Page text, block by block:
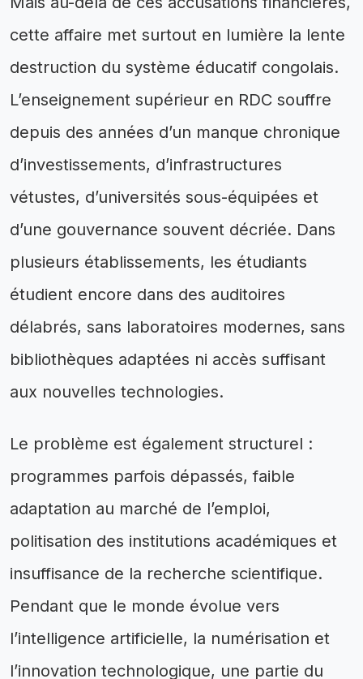
cette affaire met surtout en lumière la lente
destruction du système éducatif congolais.
L’enseignement supérieur en RDC souffre
depuis des années d’un manque chronique
d’investissements, d’infrastructures
vétustes, d’universités sous-équipées et
d’une gouvernance souvent décriée. Dans
plusieurs établissements, les étudiants
étudient encore dans des auditoires
délabrés, sans laboratoires modernes, sans
bibliothèques adaptées ni accès suffisant
aux nouvelles technologies.
Le problème est également structurel :
programmes parfois dépassés, faible
adaptation au marché de l’emploi,
politisation des institutions académiques et
insuffisance de la recherche scientifique.
Pendant que le monde évolue vers
l’intelligence artificielle, la numérisation et
l’innovation technologique, une partie du